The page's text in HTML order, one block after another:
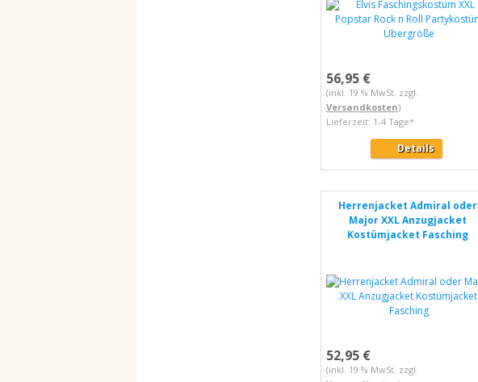
56,95 €
(inkl. 19 % MwSt. zzgl.
Versandkosten)
Lieferzeit: 1-4 Tage*
Details
Herrenjacket Admiral oder
Major XXL Anzugjacket
Kostümjacket Fasching
52,95 €
(inkl. 19 % MwSt. zzgl.